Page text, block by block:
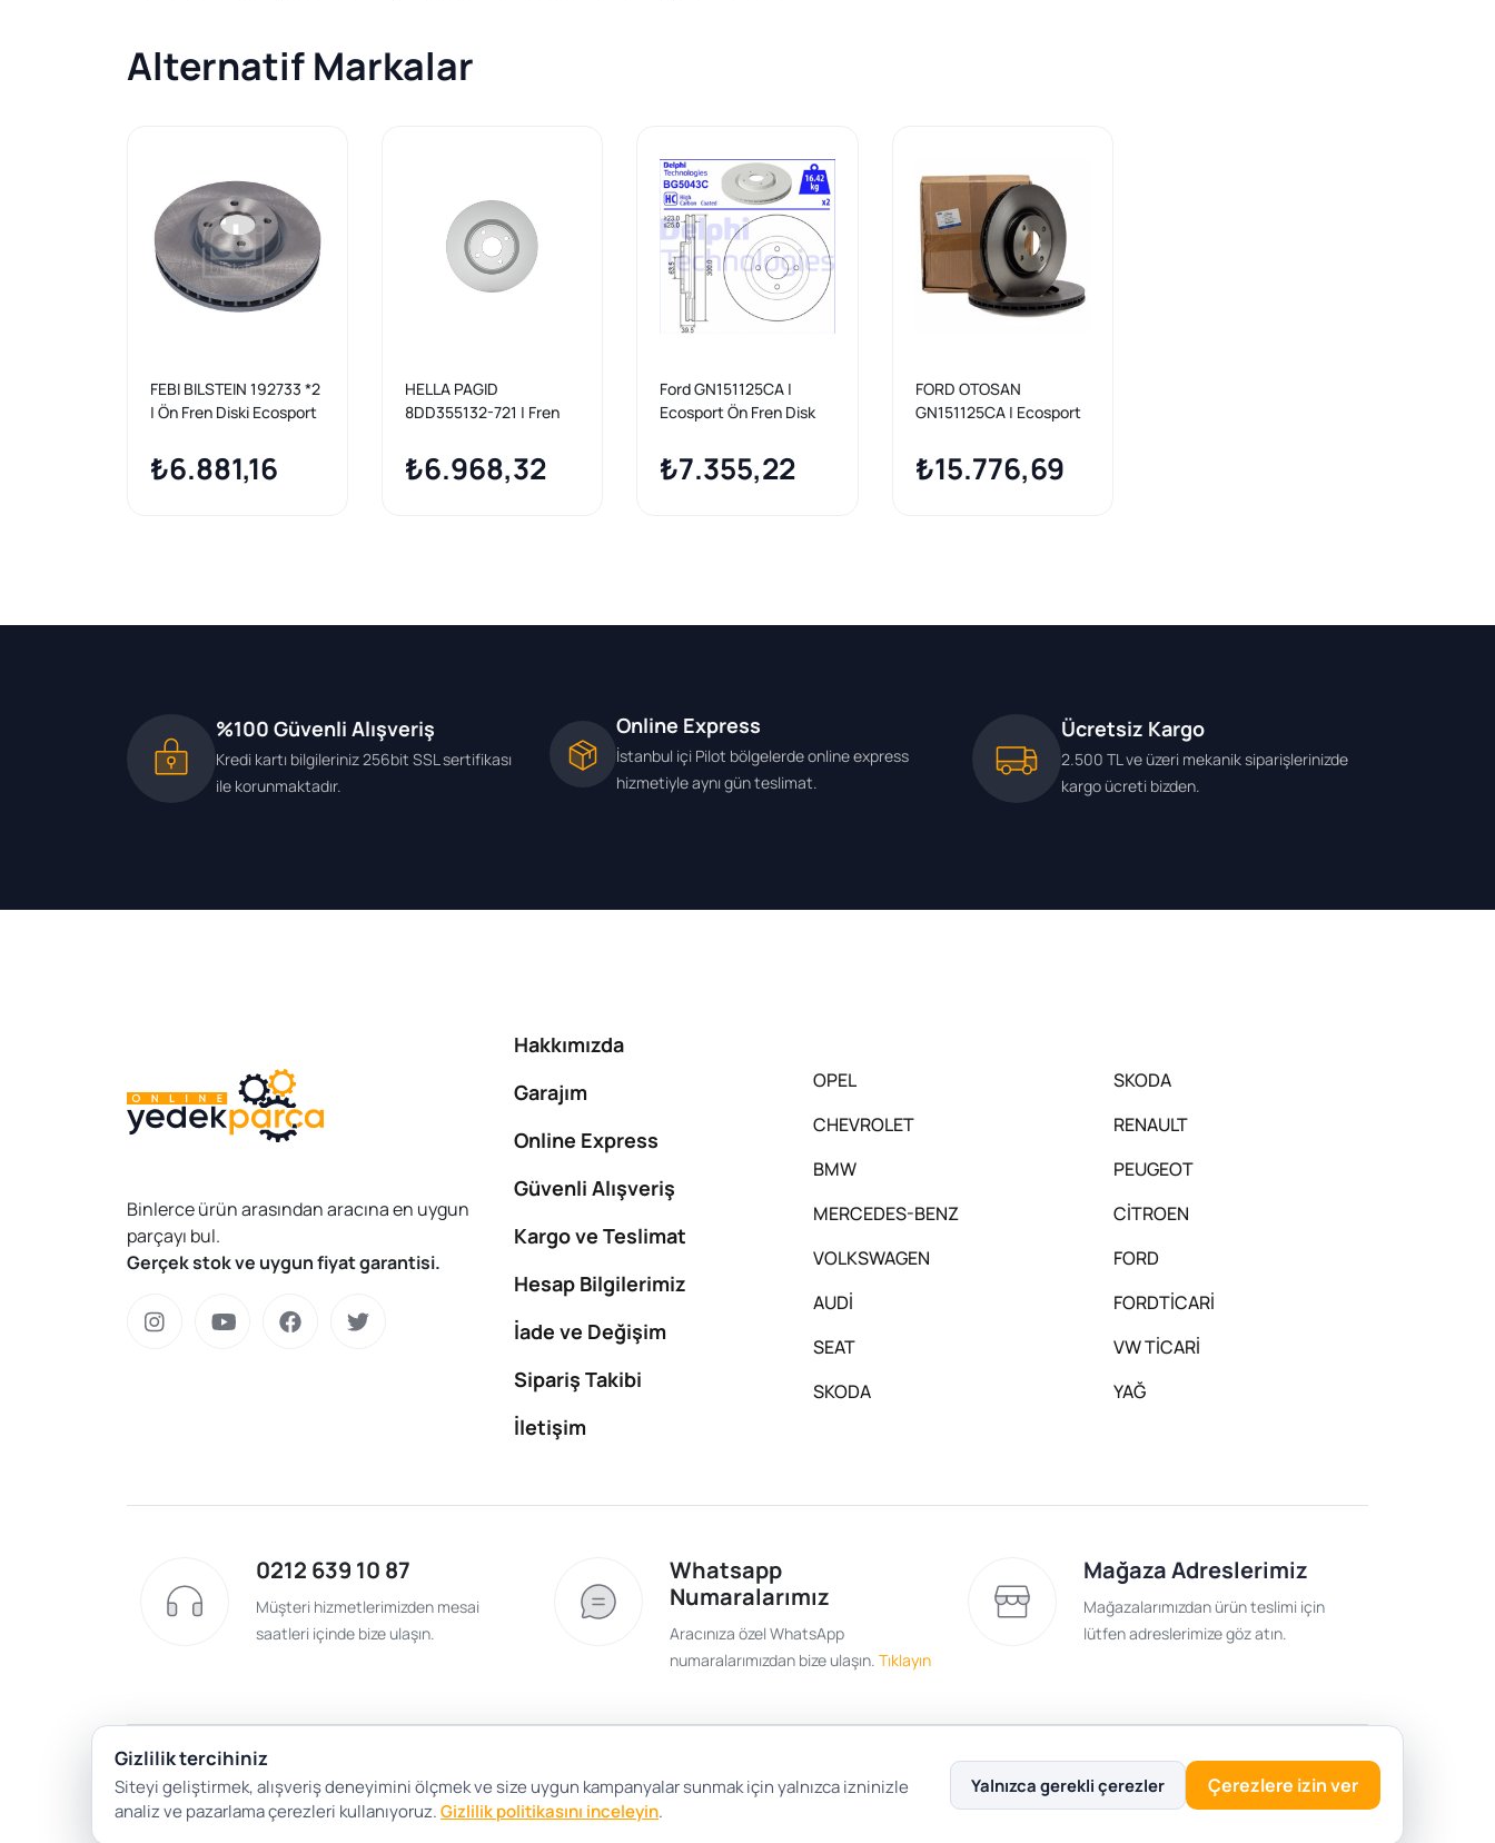
Alternatif Markalar
FEBI BILSTEIN 192733 *2
| Ön Fren Diski Ecosport
₺6.881,16
HELLA PAGID
8DD355132-721 | Fren
2017- | 2 Adet
₺6.968,32
Ford GN151125CA |
Ecosport Ön Fren Disk
BG5043C Ecosport
10/2013 >
₺7.355,22
FORD OTOSAN
GN151125CA | Ecosport
Takımı
₺15.776,69
%100 Güvenli Alışveriş
Kredi kartı bilgileriniz 256bit SSL sertifikası
ile korunmaktadır.
Online Express
İstanbul içi Pilot bölgelerde online express
hizmetiyle aynı gün teslimat.
Ücretsiz Kargo
2.500 TL ve üzeri mekanik siparişlerinizde
kargo ücreti bizden.
Binlerce ürün arasından aracına en uygun
parçayı bul.
Gerçek stok ve uygun fiyat garantisi.
Hakkımızda
Garajım
Online Express
Güvenli Alışveriş
Kargo ve Teslimat
Hesap Bilgilerimiz
İade ve Değişim
Sipariş Takibi
İletişim
OPEL
CHEVROLET
BMW
MERCEDES-BENZ
VOLKSWAGEN
AUDİ
SEAT
SKODA
SKODA
RENAULT
PEUGEOT
CİTROEN
FORD
FORDTİCARİ
VW TİCARİ
YAĞ
0212 639 10 87
Müşteri hizmetlerimizden mesai
saatleri içinde bize ulaşın.
Whatsapp
Numaralarımız
Aracınıza özel WhatsApp
numaralarımızdan bize ulaşın. Tıklayın
Mağaza Adreslerimiz
Mağazalarımızdan ürün teslimi için
lütfen adreslerimize göz atın.
Gizlilik Politikası
Gizlilik tercihiniz
Siteyi geliştirmek, alışveriş deneyimini ölçmek ve size uygun kampanyalar sunmak için yalnızca izninizle
analiz ve pazarlama çerezleri kullanıyoruz.Gizlilik politikasını inceleyin.
Yalnızca gerekli çerezler Çerezlere izin ver